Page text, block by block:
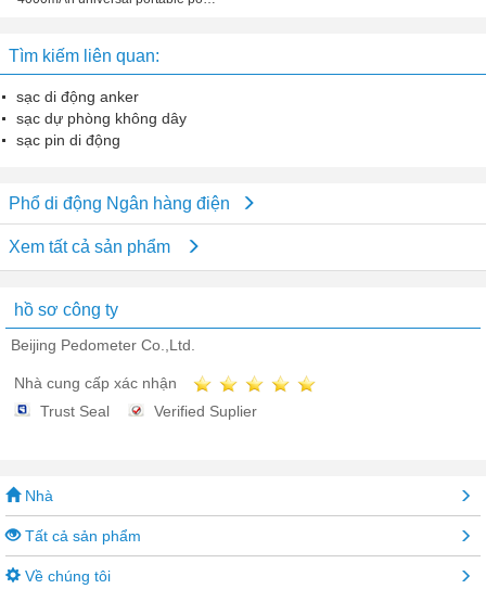
Tìm kiếm liên quan:
sạc di động anker
sạc dự phòng không dây
sạc pin di động
Phổ di động Ngân hàng điện
Xem tất cả sản phẩm
hồ sơ công ty
Beijing Pedometer Co.,Ltd.
Nhà cung cấp xác nhận
Trust Seal
Verified Suplier
Nhà
Tất cả sản phẩm
Về chúng tôi